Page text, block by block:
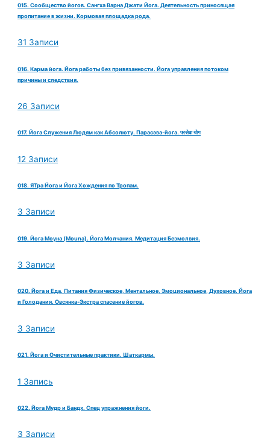
015. Сообщество йогов. Сангха Варна Джати Йога. Деятельность приносящая
пропитание в жизни. Кормовая площадка рода.
31 Записи
016. Карма йога. Йога работы без привязанности. Йога управления потоком
причины и следствия.
26 Записи
017. Йога Служения Людям как Абсолюту. Парасэва-йога. परसेवा योग
12 Записи
018. ЯТра Йога и Йога Хождения по Тропам.
3 Записи
019. Йога Моуна (Mouna). Йога Молчания. Медитация Безмолвия.
3 Записи
020. Йога и Еда. Питания Физическое, Ментальное, Эмоциональное, Духовное. Йога
и Голодания. Овсянка-Экстра спасение йогов.
3 Записи
021. Йога и Очистительные практики. Шаткармы.
1 Запись
022. Йога Мудр и Бандх. Спец упражнения йоги.
3 Записи